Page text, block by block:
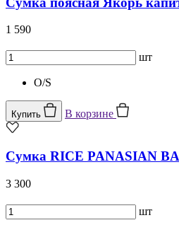
1 590
шт
O/S
Купить В корзине
Сумка RICE PANASIAN
3 300
шт